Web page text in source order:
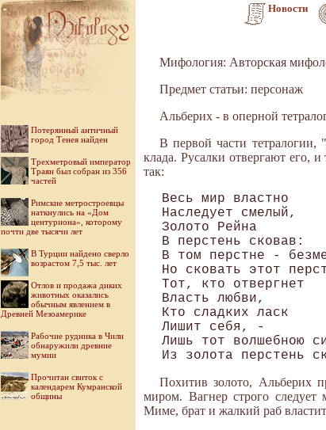
Новости
Потерянный античный
город Тенея найден
Трехметровый император
Траян был собран из 356
частей
Римские метростроевцы
наткнулись на «Дом
центуриона», которому
почти две тысячи лет
В Турции найдено сверло
возрастом 7,5 тыс. лет
Отлов и продажа диких
животных оказались
обычным явлением в
Древней Мезоамерике
Рабочие рудника в Чили
обнаружили древние
мумии
Прочитан свиток с
календарем Кумранской
общины
Мифология: Авторская
Предмет статьи: персонаж
Альберих - в оперной
В первой части тетралогии,
клада. Русалки отвергают его,
так:
Весь мир властно
Наследует смелый,
Золото Рейна
В перстень сковав:
В том перстне -
Но сковать этот
Тот, кто отвергнет
Власть любви,
Кто сладких ласк
Лишит себя, -
Лишь тот волшебною
Похитив золото, Альберих
миром. Вагнер строго следует
Миме, брат и жалкий раб